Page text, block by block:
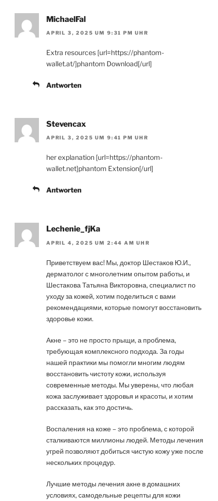
MichaelFal
APRIL 3, 2025 UM 9:31 PM UHR
Extra resources [url=https://phantom-
wallet.at/]phantom Download[/url]
Antworten
Stevencax
APRIL 3, 2025 UM 9:41 PM UHR
her explanation [url=https://phantom-
wallet.net]phantom Extension[/url]
Antworten
Lechenie_fjKa
APRIL 4, 2025 UM 2:44 AM UHR
Приветствуем вас! Мы, доктор Шестаков Ю.И.,
дерматолог с многолетним опытом работы, и
Шестакова Татьяна Викторовна, специалист по
уходу за кожей, хотим поделиться с вами
рекомендациями, которые помогут восстановить
здоровье кожи.
Акне – это не просто прыщи, а проблема,
требующая комплексного подхода. За годы
нашей практики мы помогли многим людям
восстановить чистоту кожи, используя
современные методы. Мы уверены, что любая
кожа заслуживает здоровья и красоты, и хотим
рассказать, как это достичь.
Воспаления на коже – это проблема, с которой
сталкиваются миллионы людей. Методы лечения
угрей позволяют добиться чистую кожу уже после
нескольких процедур.
Лучшие методы лечения акне в домашних
условиях, самодельные рецепты для кожи